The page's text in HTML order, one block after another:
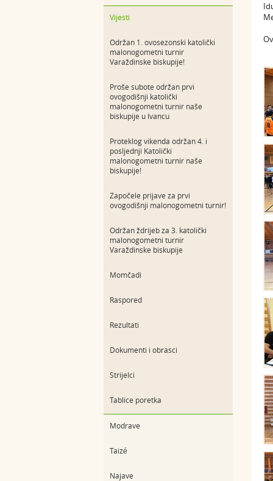
Vijesti
Održan 1. ovosezonski katolički
malonogometni turnir
Varaždinske biskupije!
Proše subote održan prvi
ovogodišnji katolički
malonogometni turnir naše
biskupije u Ivancu
Proteklog vikenda održan 4. i
posljednji Katolički
malonogometni turnir naše
biskupije!
Započele prijave za prvi
ovogodišnji malonogometni turnir!
Održan ždrijeb za 3. katolički
malonogometni turnir
Varaždinske biskupije
Momčadi
Raspored
Rezultati
Dokumenti i obrasci
Strijelci
Tablice poretka
Modrave
Taizé
Najave